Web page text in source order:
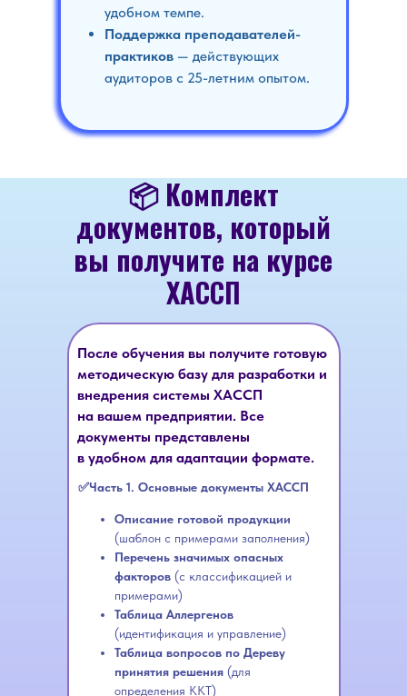
удобном темпе.
Поддержка преподавателей-
практиков — действующих
аудиторов с 25-летним опытом.
📦 Комплект
документов, который
вы получите на курсе
ХАССП
✅Часть 1. Основные документы ХАССП
Описание готовой продукции
(шаблон с примерами заполнения)
Перечень значимых опасных
факторов (с классификацией и
примерами)
Таблица Аллергенов
(идентификация и управление)
Таблица вопросов по Дереву
принятия решения (для
определения ККТ)
После обучения вы получите готовую
методическую базу для разработки и
внедрения системы ХАССП
на вашем предприятии. Все
документы представлены
в удобном для адаптации формате.